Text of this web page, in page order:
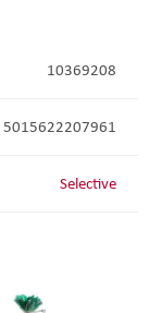
10369208
5015622207961
Selective